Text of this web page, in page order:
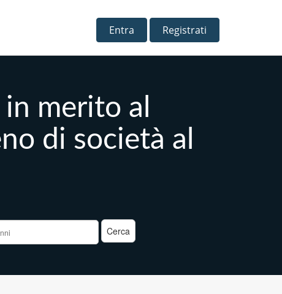
Entra Registrati
merito al
di società al